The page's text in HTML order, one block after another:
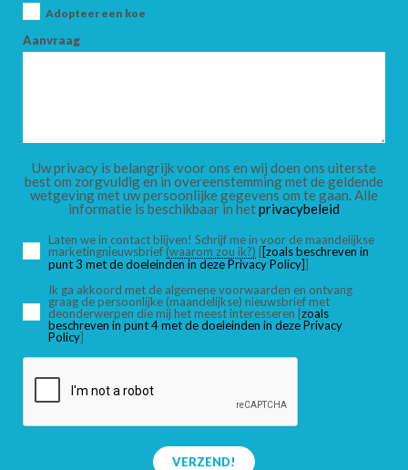
KINDEREN
ZOEK
Adopteer een koe
Aanvraag
Uw privacy is belangrijk voor ons en wij doen ons uiterste
best om zorgvuldig en in overeenstemming met de geldende
wetgeving met uw persoonlijke gegevens om te gaan. Alle
informatie is beschikbaar in hetprivacybeleid
Laten we in contact blijven! Schrijf me in voor de maandelijkse
marketingnieuwsbrief (waarom zou ik?) [[zoals beschreven in
punt 3 met de doeleinden in deze Privacy Policy]]
Ik ga akkoord met de algemene voorwaarden en ontvang
graag de persoonlijke (maandelijkse) nieuwsbrief met
deonderwerpen die mij het meest interesseren [zoals
beschreven in punt 4 met de doeleinden in deze Privacy
Policy]
VERZEND!